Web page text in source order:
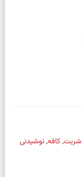
شربت,کافه,نوشیدنی